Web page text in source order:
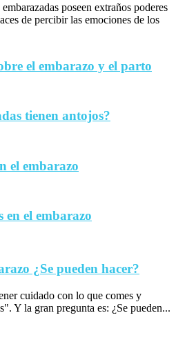
poseen extraños poderes
de percibir las emociones de los
el embarazo y el parto
tienen antojos?
el embarazo
en el embarazo
¿Se pueden hacer?
cuidado con lo que comes y
Y la gran pregunta es: ¿Se pueden...